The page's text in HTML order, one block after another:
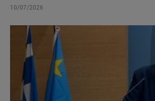
10/07/2026